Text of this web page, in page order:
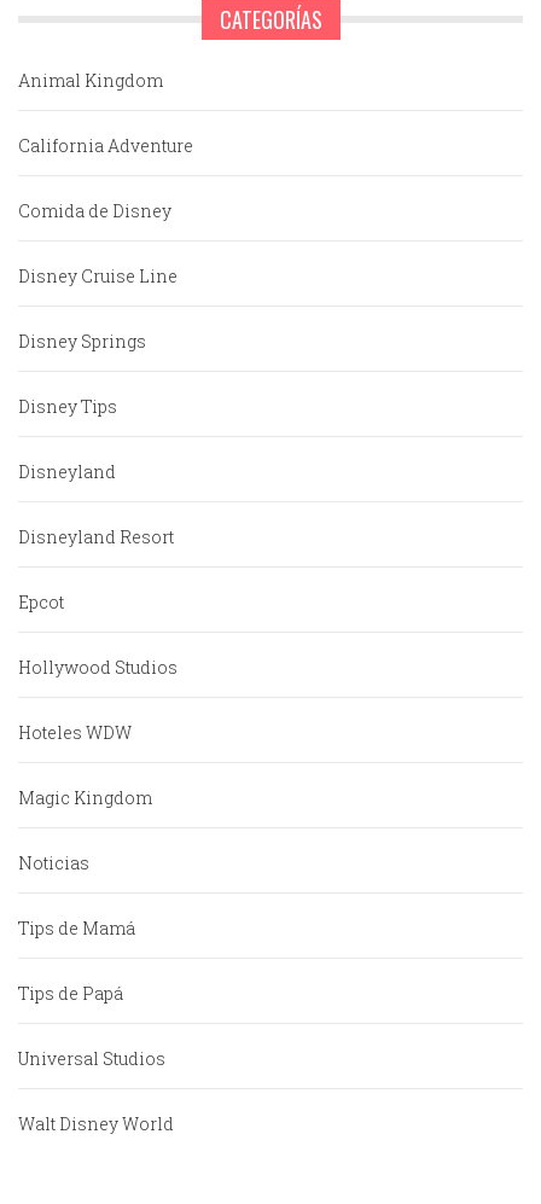
CATEGORÍAS
Animal Kingdom
California Adventure
Comida de Disney
Disney Cruise Line
Disney Springs
Disney Tips
Disneyland
Disneyland Resort
Epcot
Hollywood Studios
Hoteles WDW
Magic Kingdom
Noticias
Tips de Mamá
Tips de Papá
Universal Studios
Walt Disney World